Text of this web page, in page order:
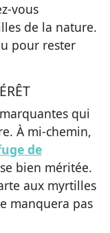
vous
de la nature.
pour rester
qui
À mi-chemin,
de
bien méritée.
aux myrtilles
manquera pas